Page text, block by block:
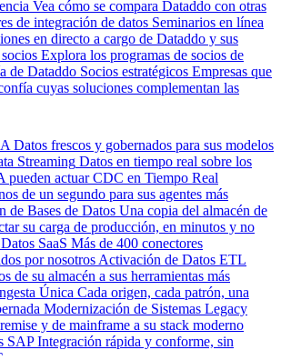
Vea cómo se compara Dataddo con otras
de integración de datos Seminarios en línea
en directo a cargo de Dataddo y sus
Explora los programas de socios de
de Dataddo Socios estratégicos Empresas que
cuyas soluciones complementan las
Datos frescos y gobernados para sus modelos
Streaming Datos en tiempo real sobre los
pueden actuar CDC en Tiempo Real
de un segundo para sus agentes más
de Bases de Datos Una copia del almacén de
su carga de producción, en minutos y no
SaaS Más de 400 conectores
por nosotros Activación de Datos ETL
de su almacén a sus herramientas más
Única Cada origen, cada patrón, una
Modernización de Sistemas Legacy
y de mainframe a su stack moderno
SAP Integración rápida y conforme, sin